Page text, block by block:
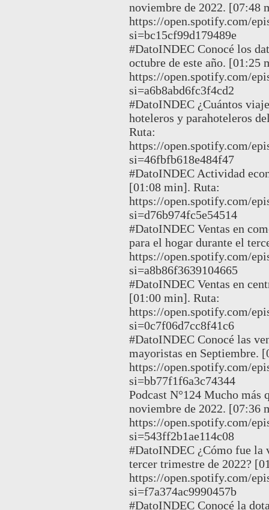
noviembre de 2022. [07:48
https://open.spotify.com/
si=bc15cf99d179489e
#DatoINDEC Conocé los
octubre de este año. [01:25
https://open.spotify.com/
si=a6b8abd6fc3f4cd2
#DatoINDEC ¿Cuántos
hoteleros y parahoteleros
Ruta:
https://open.spotify.com/
si=46fbfb618e484f47
#DatoINDEC Actividad
[01:08 min]. Ruta:
https://open.spotify.com/
si=d76b974fc5e54514
#DatoINDEC Ventas en
para el hogar durante el
https://open.spotify.com/
si=a8b86f3639104665
#DatoINDEC Ventas en
[01:00 min]. Ruta:
https://open.spotify.com/
si=0c7f06d7cc8f41c6
#DatoINDEC Conocé las
mayoristas en Septiembre.
https://open.spotify.com/
si=bb77f1f6a3c74344
Podcast N°124 Mucho más
noviembre de 2022. [07:36
https://open.spotify.com/
si=543ff2b1ae114c08
#DatoINDEC ¿Cómo fue la
tercer trimestre de 2022?
https://open.spotify.com/
si=f7a374ac9990457b
#DatoINDEC Conocé la